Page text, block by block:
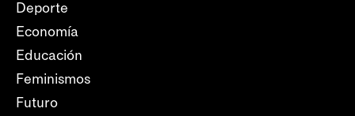
Deporte
Economía
Educación
Feminismos
Futuro